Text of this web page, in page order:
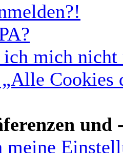
mich nicht
Cookies
und